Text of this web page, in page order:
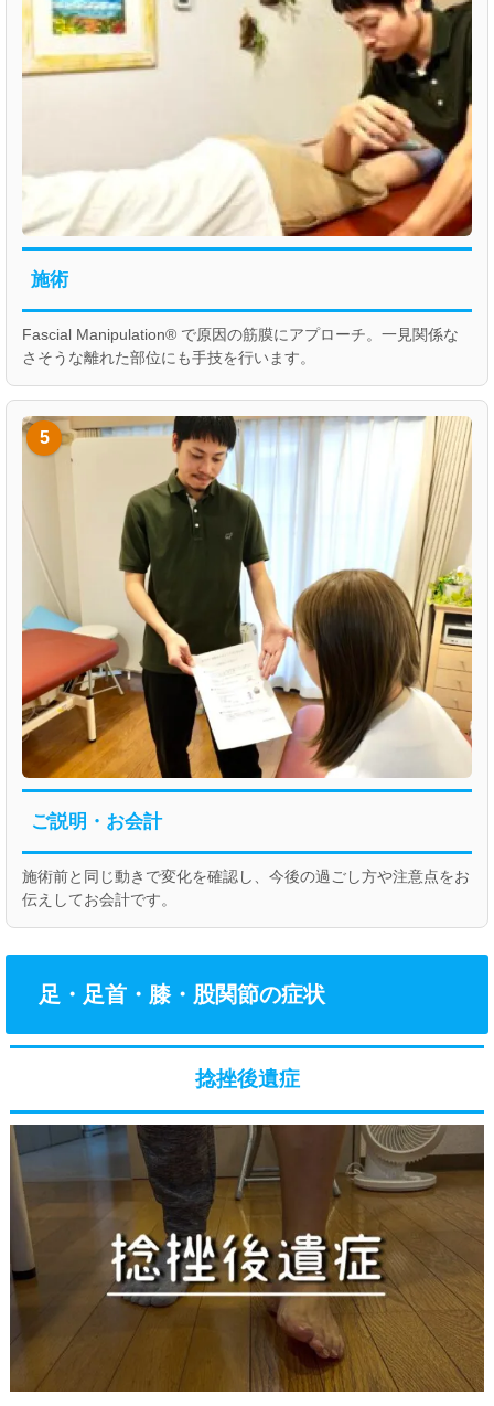
施術
Fascial Manipulation® で原因の筋膜にアプローチ。一見関係な
さそうな離れた部位にも手技を行います。
5
ご説明・お会計
施術前と同じ動きで変化を確認し、今後の過ごし方や注意点をお
伝えしてお会計です。
足・足首・膝・股関節の症状
捻挫後遺症